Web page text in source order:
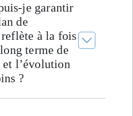
je garantir
de
reflète à la fois
terme de
l’évolution
?